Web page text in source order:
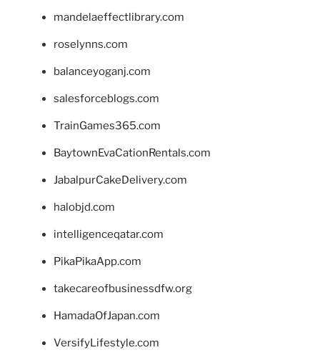
mandelaeffectlibrary.com
roselynns.com
balanceyoganj.com
salesforceblogs.com
TrainGames365.com
BaytownEvaCationRentals.com
JabalpurCakeDelivery.com
halobjd.com
intelligenceqatar.com
PikaPikaApp.com
takecareofbusinessdfw.org
HamadaOfJapan.com
VersifyLifestyle.com